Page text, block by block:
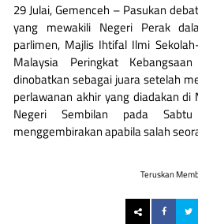
29 Julai, Gemenceh – Pasukan
yang mewakili Negeri Perak
parlimen, Majlis Ihtifal Ilmi
Malaysia Peringkat
dinobatkan sebagai juara setelah
perlawanan akhir yang diadakan di
Negeri Sembilan pada
menggembirakan apabila salah
Teruskan